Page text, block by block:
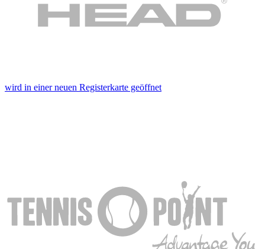
wird in einer neuen Registerkarte geöffnet